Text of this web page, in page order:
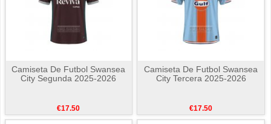
Camiseta De Futbol Swansea
City Segunda 2025-2026
€17.50
Camiseta De Futbol Swansea
City Tercera 2025-2026
€17.50